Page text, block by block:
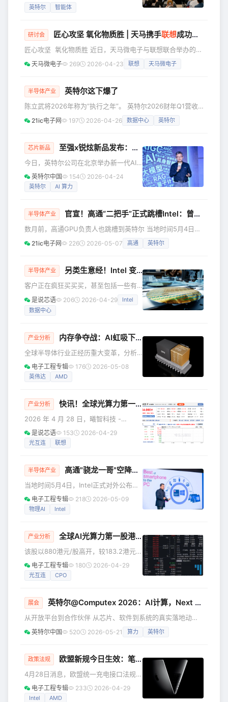
® 酷睿™ Ultra和英特尔® 酷睿™ 处理器
能，实现生产力跃升。凭借在全球PC产
能体的普及——让每个人的PC，都成为
进入AI时代的智能入口。 “人人可用”的
体而打造的AI
英特尔 智能体
研讨会 匠心攻坚 氧化物质胜 | 天马携手联想成功举办NB Oxide Workshop
匠心攻坚 氧化物质胜 近日，天马微电子与联想联合举办的
NB Oxide Workshop在厦门天马光电子圆满举行。本次会议
术团队共同参与。双方围绕氧化物产品质量策划、风险管控、
作意向书，以实际行动践行 “共识·共行·共赢” 的合作
天马微电子 269 2026-04-23 联想 天马微电子
半导体产业 英特尔这下爆了
陈立武将2026年称为“执行之年”。 英特尔2026财年Q1营收
135.8亿美元，同比增7%，连续6季度超预期。 数据中心与AI
性支出，剔除后盈利15亿美元。 盘后股价飙升19%，今年迄
今累计涨81%。 英特尔发布2026年第一季度财报 客户端计算
事业部收入77亿美元，环比
21ic电子网 197 2026-04-26 数据中心 英特尔
芯片新品 至强x锐炫新品发布：为AI工作站平台做加法，让专业创作从容表达
今日，英特尔公司在北京举办新一代AI
工作站平台发布会，推出英特尔®至强
® 600工作站处理器与英特尔锐炫™ Pro
和专业重负载AI应用、且颇具成本效益
副总裁、中国区总经理郭威，阐释英特
尔顺应智能体应用需求，利用至强和锐
能攻、能守、能合 英特尔至强
英特尔中国 154 2026-04-24
英特尔 AI 算力
半导体产业 官宣！高通“二把手”正式跳槽Intel：曾是骁龙处理器一哥
数月前，高通GPU负责人也跳槽到英特尔 当地时间5月4日，
英特尔宣布了一项重要人事任命。 Alex Katouzian正式加入
后，他出任执行副总裁。 同时，他兼任客户端计算与物理人
工智能集团总经理。 他将直接向英特尔CEO陈立武汇报。
Alex Katouzian在半导体行业有超过35年
21ic电子网 226 2026-05-07 高通 英特尔
半导体产业 另类生意经！Intel 变卖残次 CPU 反而卖到爆
客户正在疯狂买买买，甚至包括一些有
缺陷的CPU芯片。 Intel2026年第一季
度财报业绩大幅超预期引发关注。据报
面对极度旺盛的行业需求，下游客户对
这些芯片照单全收，甚至出现了抢购的
情况。 4月23日，Intel发布2026财年第
一季度财报。财报显示，公司当期营收
达136亿美元，远超市场预期的123.6亿
是说芯语 206 2026-04-29
Intel
数据中心
产业分析 内存争夺战：AI虹吸下的供应危机
全球半导体行业正经历重大变革，分析
师称之为“存储器大转型”。2026年伊
始，市场呈现两极分化：AI驱动的基础
分化源于硅晶圆产能分配的巨大转变。
(HBM)，挤占了原本用于笔记本电脑、
智能手机和游戏机芯片的产能空间。 超
级周期的经济效益 对于全球领先的存储
光科技而
电子工程专辑 176 2026-05-08
英伟达 AMD
产业分析 快讯！全球光算力第一股诞生，开盘暴涨 380%！
2026 年 4 月 28 日，曦智科技 -
P（01879.HK） 正式在港交所主板挂牌
交易，作为港交所 18C 章特专科技公司
市，不仅是中国硬科技企业突破算力瓶
室走向商业化的关键跨越。 曦智科技此
次发行定价183.2 港元 / 股（定价区间
上限），开盘价直接飙升至880 港元，
是说芯语 153 2026-04-29
光互连 联想
半导体产业 高通"骁龙一哥"空降英特尔，执掌PC+物理AI
当地时间5月4日，Intel正式对外公布两
项核心高管任命，全面强化核心业务布
局与AI创新战略。 其中，高通技术公司
动。 Katouzian出任新设业务集团EVP
Katouzian将于本月正式加入Intel，出任
公司执行副总裁兼新设立的"客户端计算
与物理人工智能集团"（Cl
电子工程专辑 218 2026-05-09
物理AI Intel
产业分析 全球AI光算力第一股港股上市暴涨380%
该股以880港元/股高开，较183.2港元的
发行价暴涨380.35%，总市值一度达到
809.3亿港元。 前一日（4月27日）的暗
794港元，涨幅超330%。 豪华股东阵容
售1379.52万股H股，募资净额约25.27
亿港元。其基石投资者阵容堪称横跨产
电子工程专辑 180 2026-04-29
光互连 CPO
展会 英特尔@Computex 2026：AI计算，Next Level！
从开放平台到合作伙伴 从芯片、软件到系统的真实落地动能
英特尔勾勒AI计算生态的全面进展 在即将举办的
前。 6月2日，英特尔CEO陈立武登台开讲。 话题涵盖：
● 从AI PC到边缘侧、数据中心再到云端，算力动能的全线释
放 ● 芯片创新、开放平台与深度生态协同形成合力，让客户
在部署和
英特尔中国 520 2026-05-21 算力 英特尔
政策法规 欧盟新规今日生效：笔记本电脑必须配备USB-C接口
4月28日消息，欧盟统一充电接口法规正
式扩展至笔记本电脑领域。这意味着从
即日起，所有在欧盟市场销售的新款笔
电子工程专辑 233 2026-04-29
Intel AMD